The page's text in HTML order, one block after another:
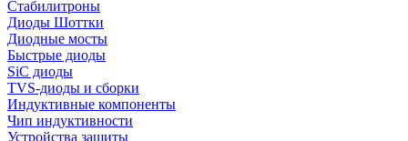
Стабилитроны
Диоды Шоттки
Диодные мосты
Быстрые диоды
SiC диоды
TVS-диоды и сборки
Индуктивные компоненты
Чип индуктивности
Устройства защиты